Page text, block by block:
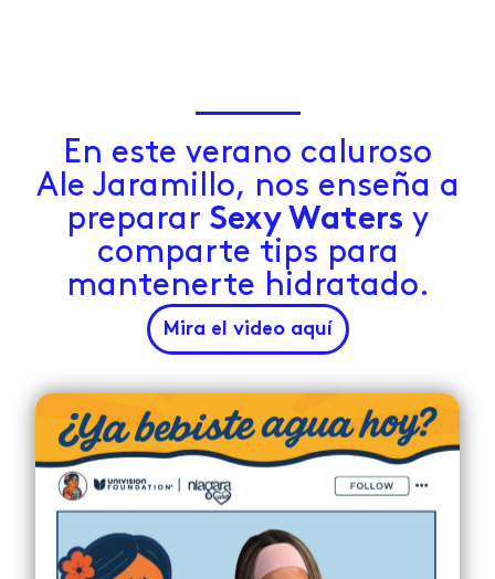
En este verano caluroso
Ale Jaramillo, nos enseña a
preparar Sexy Waters y
comparte tips para
mantenerte hidratado.
Mira el video aquí